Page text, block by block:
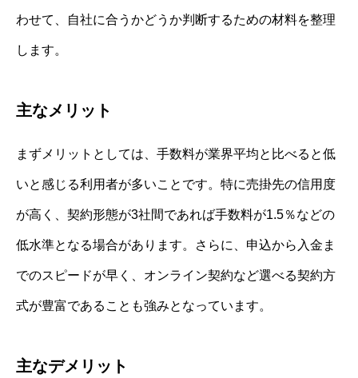
わせて、自社に合うかどうか判断するための材料を整理
します。
主なメリット
まずメリットとしては、手数料が業界平均と比べると低
いと感じる利用者が多いことです。特に売掛先の信用度
が高く、契約形態が3社間であれば手数料が1.5％などの
低水準となる場合があります。さらに、申込から入金ま
でのスピードが早く、オンライン契約など選べる契約方
式が豊富であることも強みとなっています。
主なデメリット